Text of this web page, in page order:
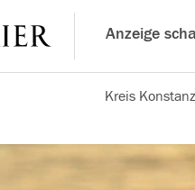
Anzeige
Kreis Konstanz